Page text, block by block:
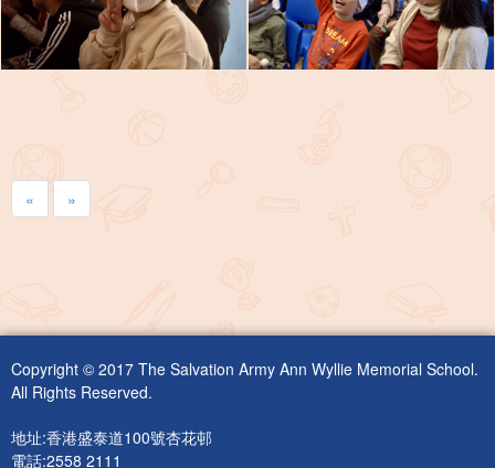
« »
Copyright © 2017 The Salvation Army Ann Wyllie Memorial School.
All Rights Reserved.
地址:香港盛泰道100號杏花邨
電話:2558 2111